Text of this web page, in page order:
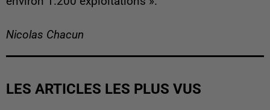
Nicolas Chacun
LES ARTICLES LES PLUS VUS